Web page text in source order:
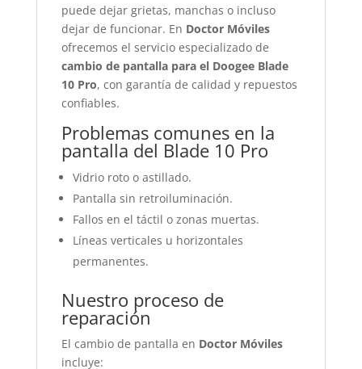
puede dejar grietas, manchas o incluso
dejar de funcionar. En Doctor Móviles
ofrecemos el servicio especializado de
cambio de pantalla para el Doogee Blade
10 Pro, con garantía de calidad y repuestos
confiables.
Problemas comunes en la
pantalla del Blade 10 Pro
Vidrio roto o astillado.
Pantalla sin retroiluminación.
Fallos en el táctil o zonas muertas.
Líneas verticales u horizontales
permanentes.
Nuestro proceso de
reparación
El cambio de pantalla en Doctor Móviles
incluye: